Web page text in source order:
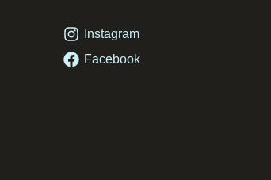
Instagram
Facebook